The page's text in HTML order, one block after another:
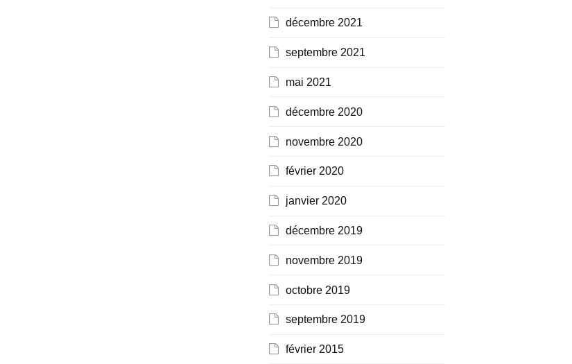
décembre 2021
septembre 2021
mai 2021
décembre 2020
novembre 2020
février 2020
janvier 2020
décembre 2019
novembre 2019
octobre 2019
septembre 2019
février 2015